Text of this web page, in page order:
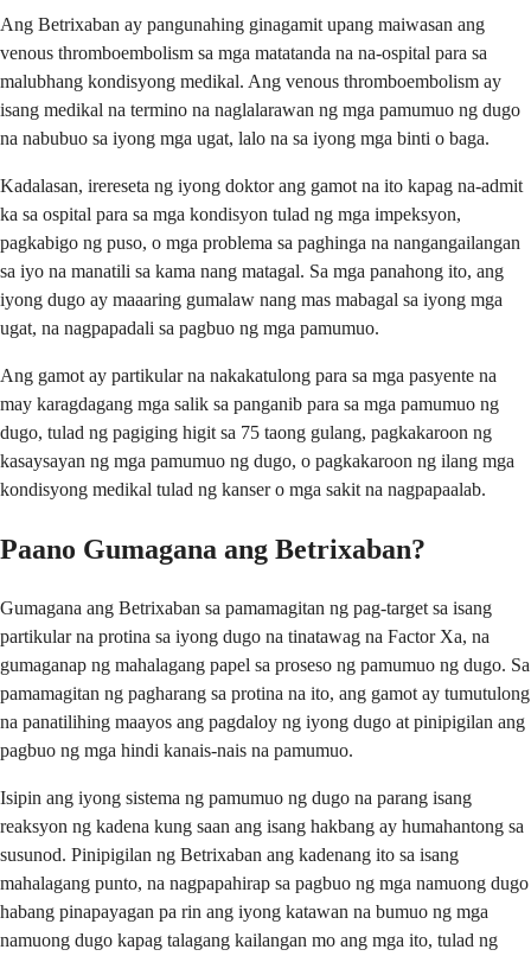
Ang Betrixaban ay pangunahing ginagamit upang maiwasan ang
venous thromboembolism sa mga matatanda na na-ospital para sa
malubhang kondisyong medikal. Ang venous thromboembolism ay
isang medikal na termino na naglalarawan ng mga pamumuo ng dugo
na nabubuo sa iyong mga ugat, lalo na sa iyong mga binti o baga.
Kadalasan, irereseta ng iyong doktor ang gamot na ito kapag na-admit
ka sa ospital para sa mga kondisyon tulad ng mga impeksyon,
pagkabigo ng puso, o mga problema sa paghinga na nangangailangan
sa iyo na manatili sa kama nang matagal. Sa mga panahong ito, ang
iyong dugo ay maaaring gumalaw nang mas mabagal sa iyong mga
ugat, na nagpapadali sa pagbuo ng mga pamumuo.
Ang gamot ay partikular na nakakatulong para sa mga pasyente na
may karagdagang mga salik sa panganib para sa mga pamumuo ng
dugo, tulad ng pagiging higit sa 75 taong gulang, pagkakaroon ng
kasaysayan ng mga pamumuo ng dugo, o pagkakaroon ng ilang mga
kondisyong medikal tulad ng kanser o mga sakit na nagpapaalab.
Paano Gumagana ang Betrixaban?
Gumagana ang Betrixaban sa pamamagitan ng pag-target sa isang
partikular na protina sa iyong dugo na tinatawag na Factor Xa, na
gumaganap ng mahalagang papel sa proseso ng pamumuo ng dugo. Sa
pamamagitan ng pagharang sa protina na ito, ang gamot ay tumutulong
na panatilihing maayos ang pagdaloy ng iyong dugo at pinipigilan ang
pagbuo ng mga hindi kanais-nais na pamumuo.
Isipin ang iyong sistema ng pamumuo ng dugo na parang isang
reaksyon ng kadena kung saan ang isang hakbang ay humahantong sa
susunod. Pinipigilan ng Betrixaban ang kadenang ito sa isang
mahalagang punto, na nagpapahirap sa pagbuo ng mga namuong dugo
habang pinapayagan pa rin ang iyong katawan na bumuo ng mga
namuong dugo kapag talagang kailangan mo ang mga ito, tulad ng